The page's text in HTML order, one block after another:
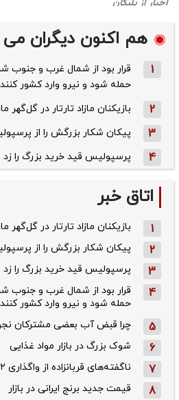
هم اکنون دیگران می
1
قرار بود از شمال ‌غرب و جنوب‌
حمله شود و نیرو وارد کشور کنند
2 بازیکنان مازاد تارتار در گل‌گهر
3 پیکان شکار بزرگش را از
4 پرسپولیس قید خرید بزرگ را زد
اتاق خبر
1 بازیکنان مازاد تارتار در گل‌گهر
2 پیکان شکار بزرگش را از
3 پرسپولیس قید خرید بزرگ را زد
4
قرار بود از شمال ‌غرب و جنوب‌
حمله شود و نیرو وارد کشور کنند
5 چرا قبض آب بعضی مشترکان
6 شوک بزرگ در بازار مواد غذایی
7 ناگفته‌های قربانزاده از واگذاری ۱۲ درصد هلدینگ خلیج فارس
8 قیمت جدید برنج ایرانی در بازار